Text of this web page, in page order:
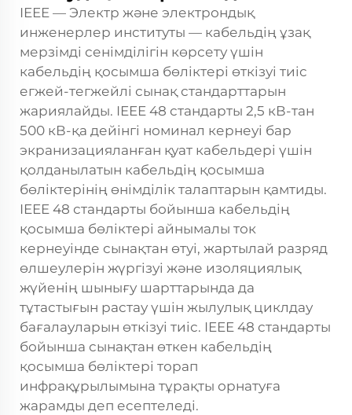
IEEE — Электр және электрондық
инженерлер институты — кабельдің ұзақ
мерзімді сенімділігін көрсету үшін
кабельдің қосымша бөліктері өткізуі тиіс
егжей-тегжейлі сынақ стандарттарын
жариялайды. IEEE 48 стандарты 2,5 кВ-тан
500 кВ-қа дейінгі номинал кернеуі бар
экранизацияланған қуат кабельдері үшін
қолданылатын кабельдің қосымша
бөліктерінің өнімділік талаптарын қамтиды.
IEEE 48 стандарты бойынша кабельдің
қосымша бөліктері айнымалы ток
кернеуінде сынақтан өтуі, жартылай разряд
өлшеулерін жүргізуі және изоляциялық
жүйенің шынығу шарттарында да
тұтастығын растау үшін жылулық циклдау
бағалауларын өткізуі тиіс. IEEE 48 стандарты
бойынша сынақтан өткен кабельдің
қосымша бөліктері торап
инфрақұрылымына тұрақты орнатуға
жарамды деп есептеледі.